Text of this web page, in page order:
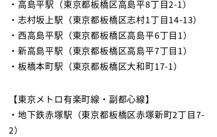
・高島平駅（東京都板橋区高島平8丁目2-1）
・志村坂上駅（東京都板橋区志村1丁目14-13）
・西高島平駅（東京都板橋区高島平6丁目1）
・新高島平駅（東京都板橋区高島平7丁目1）
・板橋本町駅（東京都板橋区大和町17-1）
【東京メトロ有楽町線・副都心線】
・地下鉄赤塚駅（東京都板橋区赤塚新町2丁目7-
2）